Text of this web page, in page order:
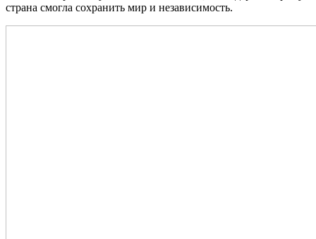
страна смогла сохранить мир и независимость.